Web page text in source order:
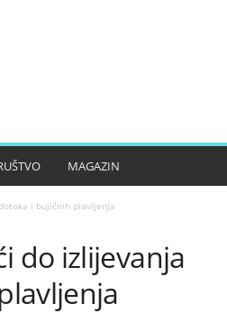
MAGAZIN
i bujičnih plavljenja
do izlijevanja